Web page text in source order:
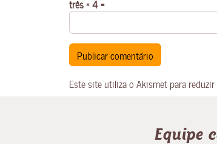
três × 4 =
Este site utiliza o Akismet para reduzir
Equipe